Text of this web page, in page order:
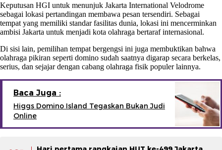
Keputusan HGI untuk menunjuk Jakarta International Velodrome
sebagai lokasi pertandingan membawa pesan tersendiri. Sebagai
tempat yang memiliki standar fasilitas dunia, lokasi ini mencerminkan
ambisi Jakarta untuk menjadi kota olahraga bertaraf internasional.
Di sisi lain, pemilihan tempat bergengsi ini juga membuktikan bahwa
olahraga pikiran seperti domino sudah saatnya digarap secara berkelas,
serius, dan sejajar dengan cabang olahraga fisik populer lainnya.
Baca Juga :
Higgs Domino Island Tegaskan Bukan Judi
Online